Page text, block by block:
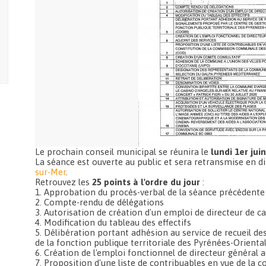
Le prochain conseil municipal se réunira le lundi 1er
La séance est ouverte au public et sera retransmise en
sur-Mer.
Retrouvez les 25 points à l'ordre du jour :
1. Approbation du procès-verbal de la séance précédente
2. Compte-rendu de délégations
3. Autorisation de création d'un emploi de directeur de
4. Modification du tableau des effectifs
5. Délibération portant adhésion au service de recueil
de la fonction publique territoriale des Pyrénées-
6. Création de l'emploi fonctionnel de directeur général
7. Proposition d'une liste de contribuables en vue de la